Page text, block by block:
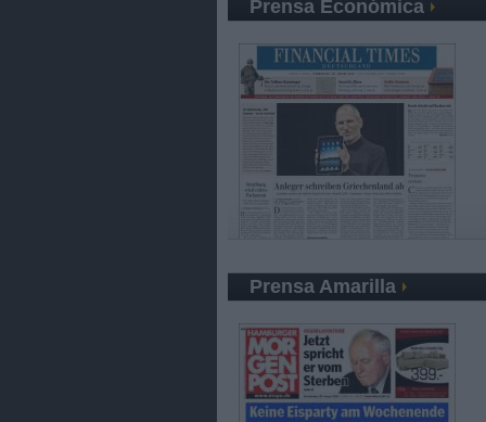
Prensa Económica
Prensa Amarilla